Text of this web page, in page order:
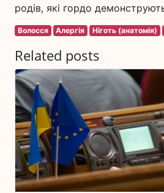
родів, які гордо
Волосся Алергія Ніготь (анатомія)
Related posts